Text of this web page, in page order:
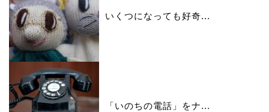
いくつになっても好奇...
「いのちの電話」をナ...